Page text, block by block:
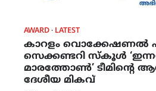
AWARD LATEST
കാറളം വൊക്കേഷണൽ
സെക്കണ്ടറി സ്കൂൾ
മാരത്തോൺ’ ടീമിൻ്റെ
ദേശീയ മികവ്